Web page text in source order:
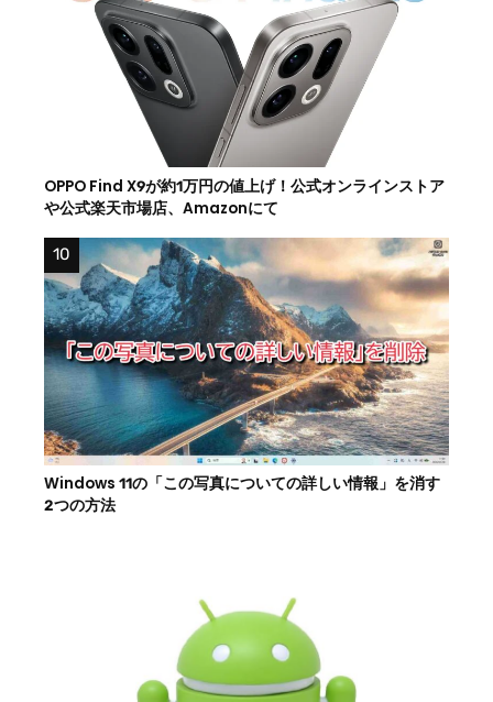
OPPO Find X9が約1万円の値上げ！公式オンラインストア
や公式楽天市場店、Amazonにて
Windows 11の「この写真についての詳しい情報」を消す
2つの方法